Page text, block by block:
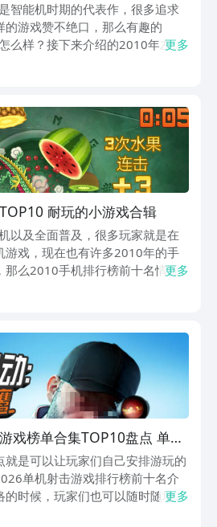
智能机时期的代表作，很多追求
游戏赞不绝口，那么有趣的
么样？接下来介绍的2010年左右
游是手游福利第一名的APP，隶
更多
耐玩的小游戏合辑
以及全面普及，很多玩家就是在
游戏，现在也有许多2010年的手
那么2010手机排行榜前十名情况
这些老款游戏全是十多年前的，
更多
戏榜单合集TOP10盘点 单机
名是哪个
是可以让玩家们自己安排游玩的
单机射击游戏排行榜前十名介
的时候，玩家们也可以随时随地上
机游戏在九游平台中还有更多，
更多